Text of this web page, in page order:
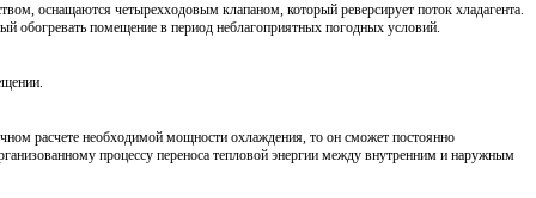
оснащаются четырехходовым клапаном, который реверсирует поток хладагента.
обогревать помещение в период неблагоприятных погодных условий.
расчете необходимой мощности охлаждения, то он сможет постоянно
процессу переноса тепловой энергии между внутренним и наружным